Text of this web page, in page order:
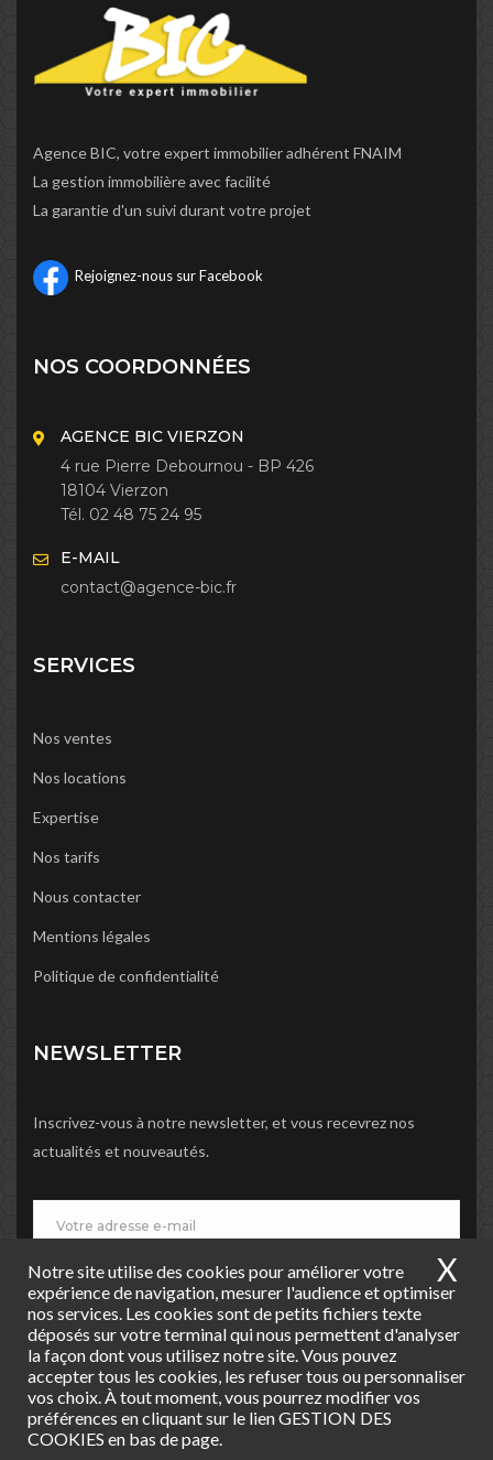
Notre site utilise des cookies pour améliorer votre
expérience de navigation, mesurer l'audience et optimiser
nos services. Les cookies sont de petits fichiers texte
déposés sur votre terminal qui nous permettent d'analyser
la façon dont vous utilisez notre site. Vous pouvez
accepter tous les cookies, les refuser tous ou personnaliser
vos choix. À tout moment, vous pourrez modifier vos
préférences en cliquant sur le lien GESTION DES
COOKIES en bas de page.
X
Agence BIC, votre expert immobilier adhérent FNAIM
La gestion immobilière avec facilité
La garantie d'un suivi durant votre projet
Rejoignez-nous sur Facebook
NOS COORDONNÉES
AGENCE BIC VIERZON
4 rue Pierre Debournou - BP 426
18104 Vierzon
Tél. 02 48 75 24 95
E-MAIL
contact@agence-bic.fr
SERVICES
Nos ventes
Nos locations
Expertise
Nos tarifs
Nous contacter
Mentions légales
Politique de confidentialité
NEWSLETTER
Inscrivez-vous à notre newsletter, et vous recevrez nos
actualités et nouveautés.
JE M'INSCRIS
Copyright © 2019 Agence BIC Vierzon